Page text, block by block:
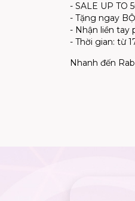
- SALE UP TO
- Tặng ngay
- Nhận liền tay
- Thời gian: từ
Nhanh đến